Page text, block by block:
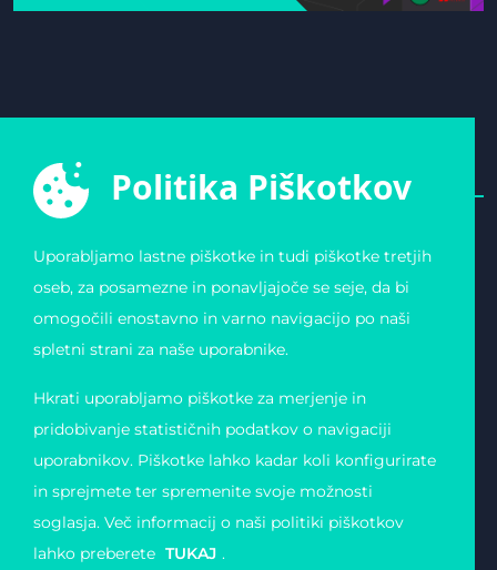
SLOVENIJE
Zvezda 19
Slovenija
Matična številka:
4123026000
Davčna številka: 11823739
podatkov
Piškotki
Politika Piškotkov
Uporabljamo lastne piškotke in tudi piškotke tretjih
oseb, za posamezne in ponavljajoče se seje, da bi
omogočili enostavno in varno navigacijo po naši
spletni strani za naše uporabnike.
Hkrati uporabljamo piškotke za merjenje in
pridobivanje statističnih podatkov o navigaciji
uporabnikov. Piškotke lahko kadar koli konfigurirate
in sprejmete ter spremenite svoje možnosti
soglasja. Več informacij o naši politiki piškotkov
lahko preberete TUKAJ .